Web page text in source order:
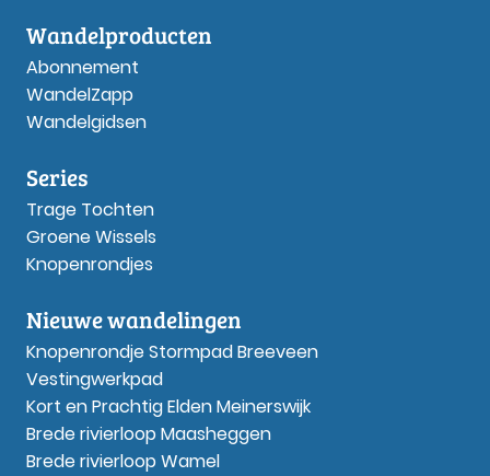
Wandelproducten
Abonnement
WandelZapp
Wandelgidsen
Series
Trage Tochten
Groene Wissels
Knopenrondjes
Nieuwe wandelingen
Knopenrondje Stormpad Breeveen
Vestingwerkpad
Kort en Prachtig Elden Meinerswijk
Brede rivierloop Maasheggen
Brede rivierloop Wamel